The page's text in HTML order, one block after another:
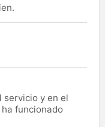
servicio y en el
funcionado